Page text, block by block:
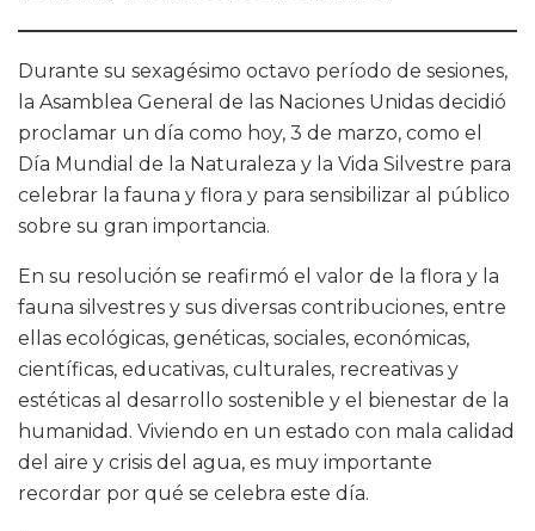
Durante su sexagésimo octavo período de sesiones,
la Asamblea General de las Naciones Unidas decidió
proclamar un día como hoy, 3 de marzo, como el
Día Mundial de la Naturaleza y la Vida Silvestre para
celebrar la fauna y flora y para sensibilizar al público
sobre su gran importancia.
En su resolución se reafirmó el valor de la flora y la
fauna silvestres y sus diversas contribuciones, entre
ellas ecológicas, genéticas, sociales, económicas,
científicas, educativas, culturales, recreativas y
estéticas al desarrollo sostenible y el bienestar de la
humanidad. Viviendo en un estado con mala calidad
del aire y crisis del agua, es muy importante
recordar por qué se celebra este día.